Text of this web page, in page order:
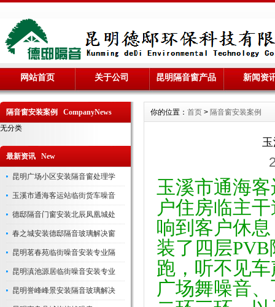
网站首页 关于公司 昆明隔音窗产品 新闻资
隔音窗安装案例 CompanyNews
无分类
最新资讯 New
昆明广场小区安装隔音窗处理学
玉溪市通海客运站临街货车噪音
德邸隔音门窗安装北辰凤凰城处
春之城安装德邸隔音玻璃解决窗
昆明茗春苑临街噪音安装专业隔
昆明滇池源居临街噪音安装专业
昆明誉峰峰景安装隔音玻璃解决
你的位置： 首页 > 隔音窗安装案例
玉溪市通海
户住房临主
响到客户休
装了四层
跑，听不见
广场舞噪音